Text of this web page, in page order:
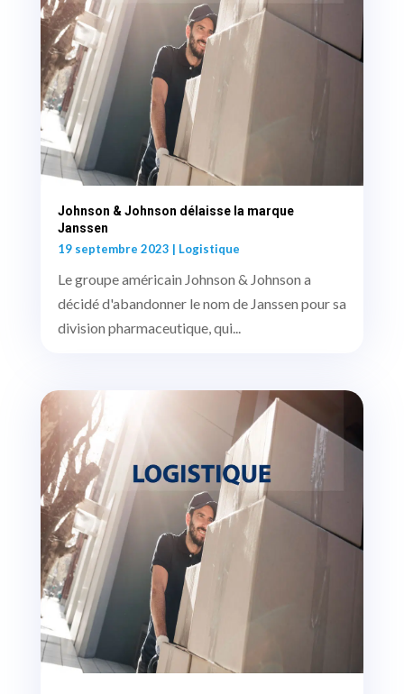
Johnson & Johnson délaisse la marque
Janssen
19 septembre 2023 | Logistique
Le groupe américain Johnson & Johnson a
décidé d'abandonner le nom de Janssen pour sa
division pharmaceutique, qui...